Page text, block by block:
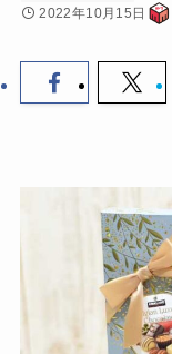
2022年10月15日